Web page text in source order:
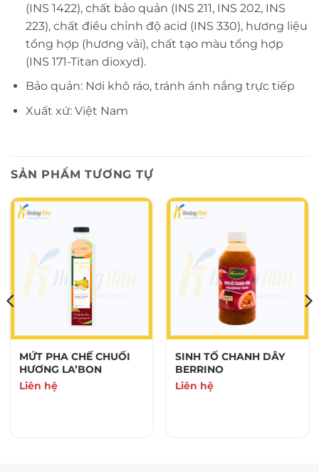
(INS 1422), chất bảo quản (INS 211, INS 202, INS
223), chất điều chỉnh độ acid (INS 330), hương liệu
tổng hợp (hương vải), chất tạo màu tổng hợp
(INS 171-Titan dioxyd).
Bảo quản: Nơi khô ráo, tránh ánh nắng trực tiếp
Xuất xứ: Việt Nam
SẢN PHẨM TƯƠNG TỰ
MỨT PHA CHẾ CHUỐI
HƯƠNG LA’BON
Liên hệ
SINH TỐ CHANH DÂY
BERRINO
Liên hệ